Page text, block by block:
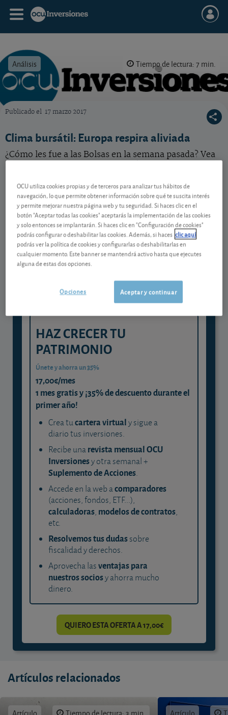
Análisis Tiempo de lectura: 7 min.
Publicado el 17 marzo 2017
Clima bursátil: Europa respira aliviada
¿Cómo les fue a las Bolsas en la semana pasada? Vea
Contenido reservado a SOCIOS
Gestiona tu dinero con visión
experta
y consigue que cada euro trabaje
HAZ CRECER TU
PATRIMONIO
Únete y ahorra un 35%
17,00€/mes
1 mes gratis y ¡35% de descuento durante el
primer año!
Crea tucartera virtualy sigue a
diario tus inversiones.
Recibe unarevista mensual OCU
Inversionesy otra semanal +
Suplemento de Acciones.
Accede en la web acomparadores
(acciones, fondos, ETF...),
calculadoras, modelos de contratos,
etc.
Resolvemos tus dudassobre
fiscalidad y derechos.
Aprovecha lasventajas para
nuestros sociosy ahorra mucho
dinero.
QUIERO ESTA OFERTA A 17,00€
Artículos relacionados
OCU utiliza cookies propias y de terceros para analizar tus hábitos de
navegación, lo que permite obtener información sobre qué te suscita interés
y permite mejorar nuestra página web y tu seguridad. Si haces clic en el
botón "Aceptar todas las cookies" aceptarás la implementación de las cookies
y solo entonces se implantarán. Si haces clic en "Configuración de cookies"
podrás configurar o deshabilitar las cookies. Además, si haces clic aquí
podrás ver la política de cookies y configurarlas o deshabilitarlas en
cualquier momento. Este banner se mantendrá activo hasta que ejecutes
alguna de estas dos opciones.
Aceptar y continuar
Opciones